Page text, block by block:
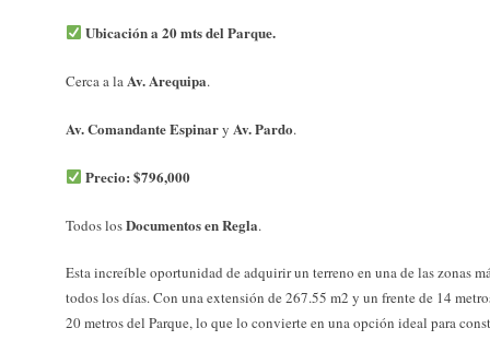
Ubicación a 20 mts del Parque.
Cerca a laAv. Arequipa.
Av. Comandante Espinary Av. Pardo.
Precio: $796,000
Todos losDocumentos en Regla.
Esta increíble oportunidad de adquirir un terreno en una de las zonas
todos los días. Con una extensión de 267.55 m2 y un frente de 14
20 metros del Parque, lo que lo convierte en una opción ideal para